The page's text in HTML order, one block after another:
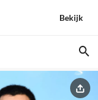
Bekijk